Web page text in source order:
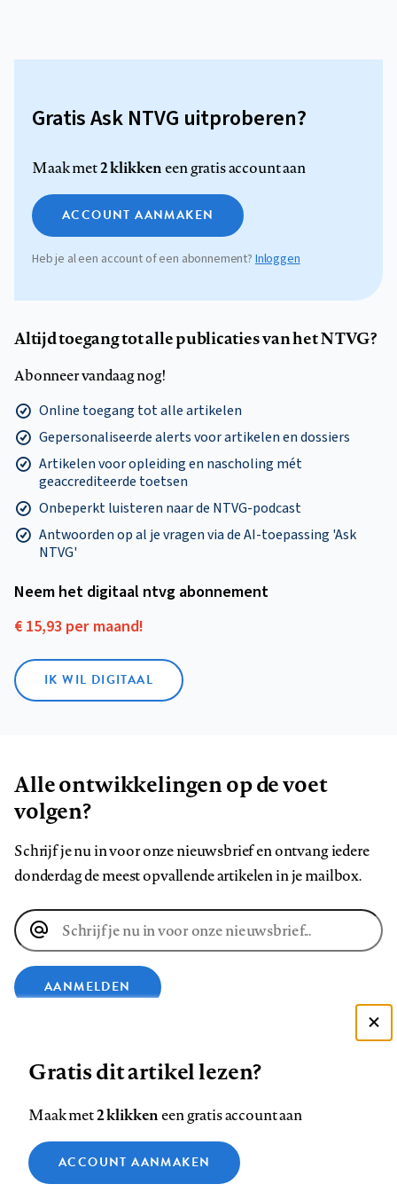
Gratis Ask NTVG uitproberen?
Maak met2 klikkeneen gratis account aan
ACCOUNT AANMAKEN
Heb je al een account of een abonnement?Inloggen
Altijd toegang tot alle publicaties van het NTVG?
Abonneer vandaag nog!
Online toegang tot alle artikelen
Gepersonaliseerde alerts voor artikelen en dossiers
Artikelen voor opleiding en nascholing mét
geaccrediteerde toetsen
Onbeperkt luisteren naar de NTVG-podcast
Antwoorden op al je vragen via de AI-toepassing 'Ask
NTVG'
Neem het digitaal ntvg abonnement
€ 15,93 per maand!
IK WIL DIGITAAL
Alle ontwikkelingen op de voet
volgen?
Schrijf je nu in voor onze nieuwsbrief en ontvang iedere
donderdag de meest opvallende artikelen in je mailbox.
E-
mailadres
AANMELDEN
op
Facebook
op
LinkedIn
op
Bluesky
ons
op
InstagramYouTube
Footer
Contact Colofon Disclaimer Privacy
Medische vragen verdienen
Zie onze cookie policy
Analytische cookies
Gratis dit artikel lezen?
Maak met2 klikkeneen gratis account aan
ACCOUNT AANMAKEN